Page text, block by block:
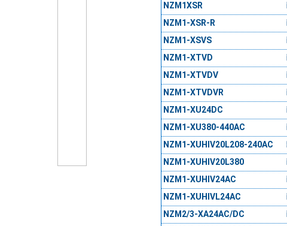
NZM1XSR
NZM1-XSR-R
NZM1-XSVS
NZM1-XTVD
NZM1-XTVDV
NZM1-XTVDVR
NZM1-XU24DC
NZM1-XU380-440AC
NZM1-XUHIV20L208-240AC
NZM1-XUHIV20L380
NZM1-XUHIV24AC
NZM1-XUHIVL24AC
NZM2/3-XA24AC/DC